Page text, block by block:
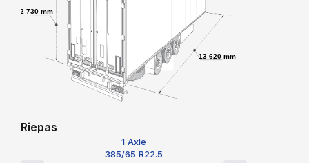
2 730 mm
13 620 mm
Riepas
1 Axle
385/65 R22.5